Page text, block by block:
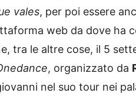
vales, per poi essere
web da dove ha
tra le altre cose, il 5
, organizzato da
nel suo tour nei